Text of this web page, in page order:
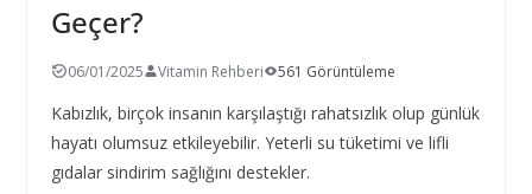
Geçer?
06/01/2025 Vitamin Rehberi 561 Görüntüleme
Kabızlık, birçok insanın karşılaştığı rahatsızlık olup günlük
hayatı olumsuz etkileyebilir. Yeterli su tüketimi ve lifli
gıdalar sindirim sağlığını destekler.